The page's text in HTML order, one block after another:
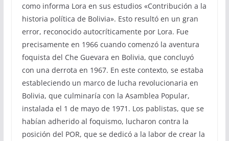
como informa Lora en sus estudios «Contribución a la
historia política de Bolivia». Esto resultó en un gran
error, reconocido autocríticamente por Lora. Fue
precisamente en 1966 cuando comenzó la aventura
foquista del Che Guevara en Bolivia, que concluyó
con una derrota en 1967. En este contexto, se estaba
estableciendo un marco de lucha revolucionaria en
Bolivia, que culminaría con la Asamblea Popular,
instalada el 1 de mayo de 1971. Los pablistas, que se
habían adherido al foquismo, lucharon contra la
posición del POR, que se dedicó a la labor de crear la